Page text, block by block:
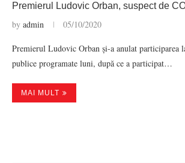
Premierul Ludovic Orban, suspect de
by admin 05/10/2020
Premierul Ludovic Orban și-a anulat participarea
publice programate luni, după ce a participat…
MAI MULT